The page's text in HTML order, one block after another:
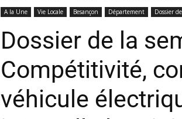
A la Une Vie Locale Besançon Département Dossier
Dossier de la
Compétitivité,
véhicule